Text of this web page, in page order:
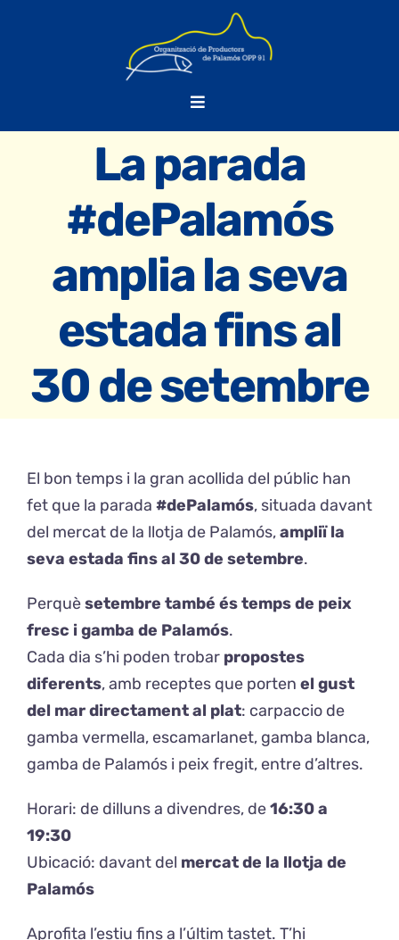
Toggle
Navigation
OPP-91
PPiC
FORMACIÓ
NOTÍCIES
BORSA DE TREBALL
Català
La parada
#dePalamós
amplia la seva
estada fins al
30 de setembre
El bon temps i la gran acollida del públic han
fet que la parada #dePalamós, situada davant
del mercat de la llotja de Palamós,ampliï la
seva estada fins al 30 de setembre.
Perquèsetembre també és temps de peix
fresc i gamba de Palamós.
Cada dia s’hi poden trobar propostes
diferents, amb receptes que porten el gust
del mar directament al plat: carpaccio de
gamba vermella, escamarlanet, gamba blanca,
gamba de Palamós i peix fregit, entre d’altres.
Horari: de dilluns a divendres, de16:30 a
19:30
Ubicació: davant del mercat de la llotja de
Palamós
Aprofita l’estiu fins a l’últim tastet. T’hi